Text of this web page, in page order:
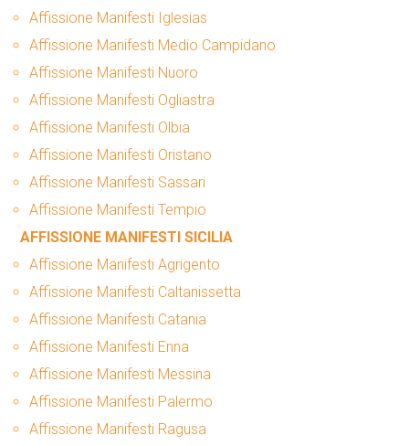
Affissione Manifesti Iglesias
Affissione Manifesti Medio Campidano
Affissione Manifesti Nuoro
Affissione Manifesti Ogliastra
Affissione Manifesti Olbia
Affissione Manifesti Oristano
Affissione Manifesti Sassari
Affissione Manifesti Tempio
AFFISSIONE MANIFESTI SICILIA
Affissione Manifesti Agrigento
Affissione Manifesti Caltanissetta
Affissione Manifesti Catania
Affissione Manifesti Enna
Affissione Manifesti Messina
Affissione Manifesti Palermo
Affissione Manifesti Ragusa